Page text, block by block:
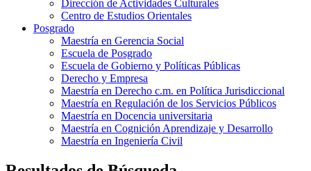
Dirección de Actividades Culturales
Centro de Estudios Orientales
Posgrado
Maestría en Gerencia Social
Escuela de Posgrado
Escuela de Gobierno y Políticas Públicas
Derecho y Empresa
Maestría en Derecho c.m. en Política Jurisdiccional
Maestría en Regulación de los Servicios Públicos
Maestría en Docencia universitaria
Maestría en Cognición Aprendizaje y Desarrollo
Maestría en Ingeniería Civil